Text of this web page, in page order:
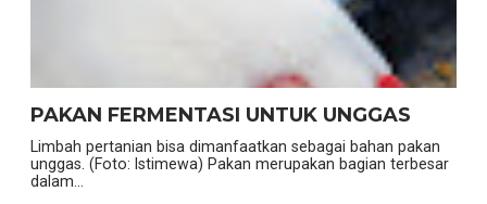
PAKAN FERMENTASI UNTUK UNGGAS
Limbah pertanian bisa dimanfaatkan sebagai bahan pakan
unggas. (Foto: Istimewa) Pakan merupakan bagian terbesar
dalam...